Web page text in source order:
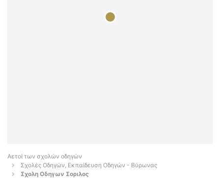
Αετοί των σχολών οδηγών
Σχολές Οδηγών, Εκπαίδευση Οδηγών - Βύρωνας
Σχολη Οδηγων Σοριλος